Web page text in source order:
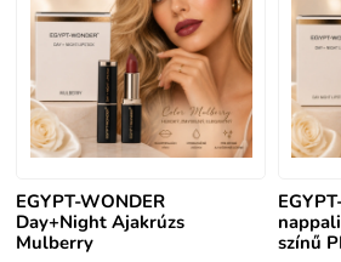
EGYPT-WONDER
Day+Night Ajakrúzs
Mulberry
színű